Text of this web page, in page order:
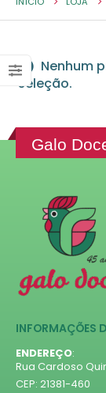
Nenhum
seleção.
Galo
INFORMAÇÕES
ENDEREÇO:
Rua Cardoso
CEP: 21381-460